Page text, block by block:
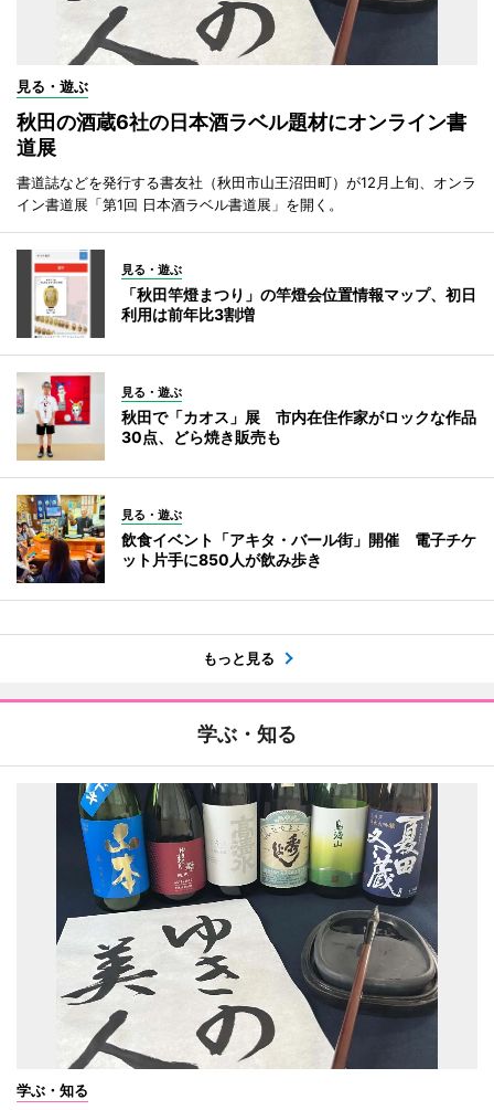
見る・遊ぶ
秋田の酒蔵6社の日本酒ラベル題材にオンライン書
道展
書道誌などを発行する書友社（秋田市山王沼田町）が12月上旬、オンラ
イン書道展「第1回 日本酒ラベル書道展」を開く。
見る・遊ぶ
「秋田竿燈まつり」の竿燈会位置情報マップ、初日
利用は前年比3割増
見る・遊ぶ
秋田で「カオス」展 市内在住作家がロックな作品
30点、どら焼き販売も
見る・遊ぶ
飲食イベント「アキタ・バール街」開催 電子チケ
ット片手に850人が飲み歩き
もっと見る
学ぶ・知る
学ぶ・知る